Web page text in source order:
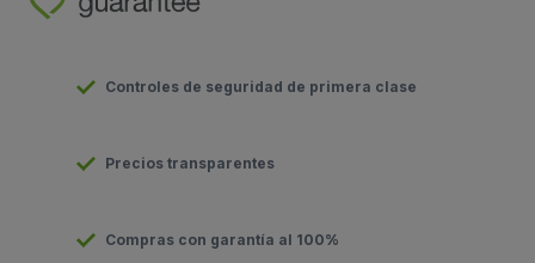
Controles de seguridad de primera clase
Precios transparentes
Compras con garantía al 100%